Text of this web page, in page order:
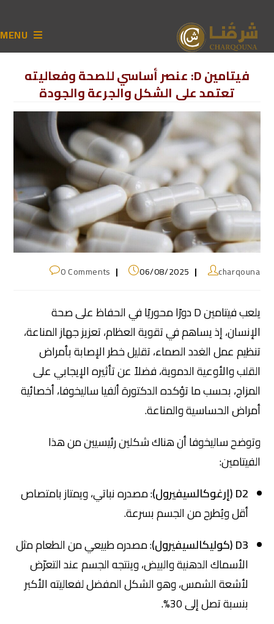
MENU
فيتامين D: عنصر أساسي للصحة وفعاليته
تعتمد على الشكل والجرعة والجودة
charqouna
06/08/2025
0 Comments
يلعب فيتامين D دورًا محوريًا في الحفاظ على صحة
الإنسان، إذ يساهم في تقوية العظام، تعزيز جهاز المناعة،
تنظيم عمل الغدد الصماء، تقليل خطر الإصابة بأمراض
القلب والأوعية الدموية، فضلاً عن تأثيره الإيجابي على
المزاج، بحسب ما تؤكده الدكتورة ألفيا ساليخوفا، أخصائية
أمراض الحساسية والمناعة.
وتوضح ساليخوفا أن هناك شكلين رئيسيين من هذا
الفيتامين:
D2 (إرغوكالسيفيرول)
: مصدره نباتي، ويمتاز بامتصاص
أقل ويُطرح من الجسم بسرعة.
D3 (كوليكالسيفيرول)
: مصدره طبيعي من الطعام مثل
الأسماك الدهنية والبيض، وينتجه الجسم عند التعرّض
لأشعة الشمس، وهو الشكل المفضل لفعاليته الأكبر
بنسبة تصل إلى 30%.